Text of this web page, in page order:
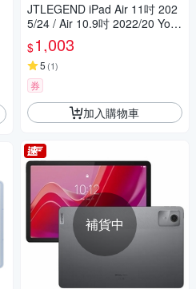
JTLEGEND iPad Air 11吋 202
5/24 / Air 10.9吋 2022/20 Yout
h相機快取透明防摔殼 (含Apple
Pencil槽)
$1,003
5 (1)
券
加入購物車
補貨中